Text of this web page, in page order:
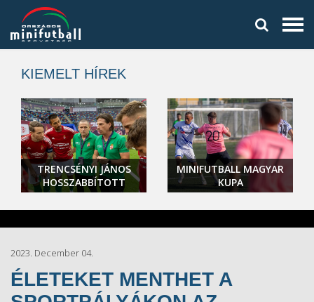
KIEMELT HÍREK
TRENCSÉNYI JÁNOS
HOSSZABBÍTOTT
MINIFUTBALL MAGYAR
KUPA
2023. December 04.
ÉLETEKET MENTHET A